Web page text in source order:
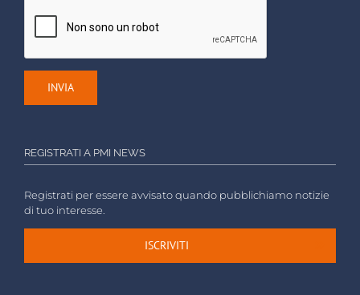
REGISTRATI A PMI NEWS
Registrati per essere avvisato quando pubblichiamo notizie
di tuo interesse.
ISCRIVITI